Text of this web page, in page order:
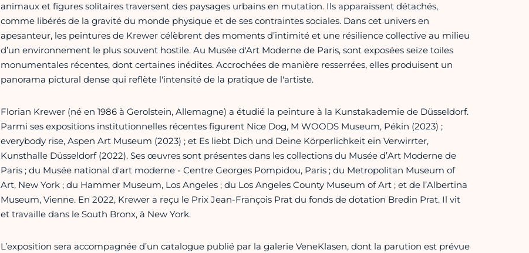
animaux et figures solitaires traversent des paysages urbains en mutation. Ils apparaissent détachés,
comme libérés de la gravité du monde physique et de ses contraintes sociales. Dans cet univers en
apesanteur, les peintures de Krewer célèbrent des moments d’intimité et une résilience collective au milieu
d’un environnement le plus souvent hostile. Au Musée d'Art Moderne de Paris, sont exposées seize toiles
monumentales récentes, dont certaines inédites. Accrochées de manière resserrées, elles produisent un
panorama pictural dense qui reflète l'intensité de la pratique de l'artiste.
Florian Krewer (né en 1986 à Gerolstein, Allemagne) a étudié la peinture à la Kunstakademie de Düsseldorf.
Parmi ses expositions institutionnelles récentes figurent Nice Dog, M WOODS Museum, Pékin (2023) ;
everybody rise, Aspen Art Museum (2023) ; et Es liebt Dich und Deine Körperlichkeit ein Verwirrter,
Kunsthalle Düsseldorf (2022). Ses œuvres sont présentes dans les collections du Musée d’Art Moderne de
Paris ; du Musée national d'art moderne - Centre Georges Pompidou, Paris ; du Metropolitan Museum of
Art, New York ; du Hammer Museum, Los Angeles ; du Los Angeles County Museum of Art ; et de l’Albertina
Museum, Vienne. En 2022, Krewer a reçu le Prix Jean-François Prat du fonds de dotation Bredin Prat. Il vit
et travaille dans le South Bronx, à New York.
L’exposition sera accompagnée d’un catalogue publié par la galerie VeneKlasen, dont la parution est prévue